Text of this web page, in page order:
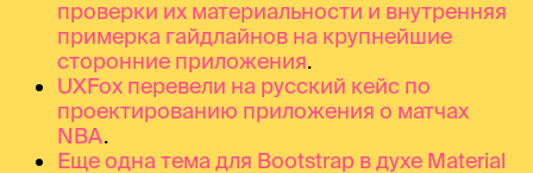
проверки их материальности и внутренняя
примерка гайдлайнов на крупнейшие
сторонние приложения.
UXFox перевели на русский кейс по
проектированию приложения о матчах
NBA.
Еще одна тема для Bootstrap в духе Material